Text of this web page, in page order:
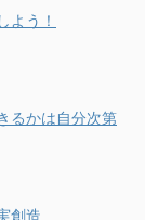
よう！
るかは自分次第
創造